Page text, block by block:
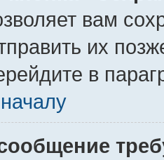
вам
их
в